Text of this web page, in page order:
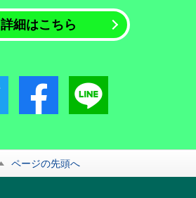
詳細はこちら
ページの先頭へ